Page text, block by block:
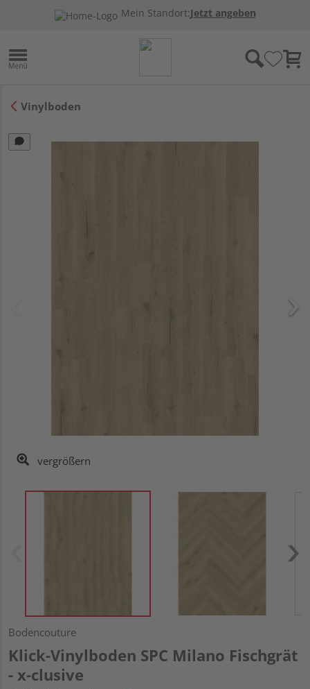
Mein Standort:Jetzt angeben
Vinylboden
vergrößern
Bodencouture
Klick-Vinylboden SPC Milano Fischgrät
- x-clusive